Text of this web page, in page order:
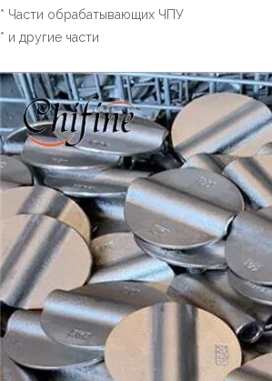
* Части обрабатывающих ЧПУ
* и другие части